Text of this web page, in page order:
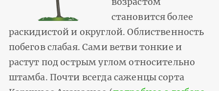
становится более
раскидистой и округлой. Облиственность
побегов слабая. Сами ветви тонкие и
растут под острым углом относительно
штамба. Почти всегда саженцы сорта